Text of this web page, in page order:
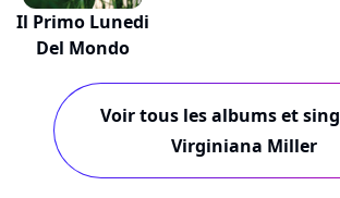
Il Primo Lunedi
Del Mondo
Voir tous les albums et
Virginiana Miller